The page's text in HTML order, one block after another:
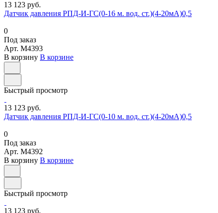
13 123 руб.
Датчик давления РПД-И-ГС(0-16 м. вод. ст.)(4-20мА)0,5
0
Под заказ
Арт. M4393
В корзину В корзине
Быстрый просмотр
13 123 руб.
Датчик давления РПД-И-ГС(0-10 м. вод. ст.)(4-20мА)0,5
0
Под заказ
Арт. M4392
В корзину В корзине
Быстрый просмотр
13 123 руб.